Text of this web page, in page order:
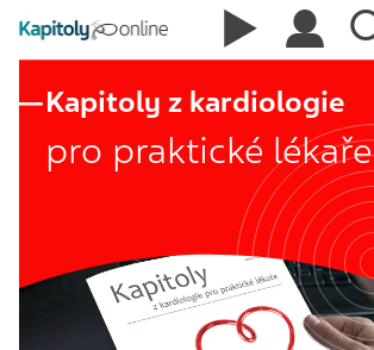
Kapitoly z kardiologie
pro praktické lékaře